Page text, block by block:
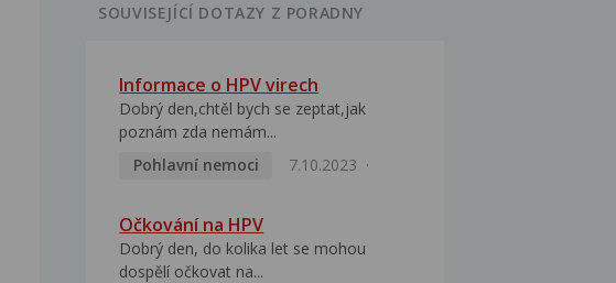
SOUVISEJÍCÍ DOTAZY Z PORADNY
Informace o HPV virech
Dobrý den,chtěl bych se zeptat,jak
poznám zda nemám...
Pohlavní nemoci
7.10.2023
Očkování na HPV
Dobrý den, do kolika let se mohou
dospělí očkovat na...